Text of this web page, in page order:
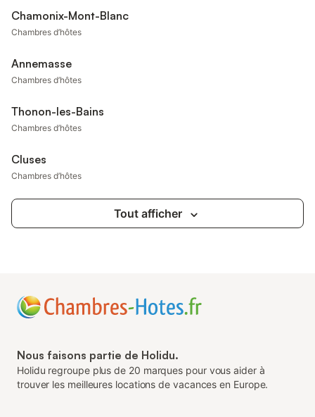
Chamonix-Mont-Blanc
Chambres d’hôtes
Annemasse
Chambres d’hôtes
Thonon-les-Bains
Chambres d’hôtes
Cluses
Chambres d’hôtes
Tout afficher
Nous faisons partie de Holidu.
Holidu regroupe plus de 20 marques pour vous aider à
trouver les meilleures locations de vacances en Europe.